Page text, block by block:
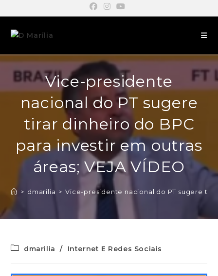
Vice-presidente
nacional do PT sugere
tirar dinheiro do BPC
para investir em outras
áreas; VEJA VÍDEO
> dmarilia > Vice-presidente nacional do PT sugere
dmarilia / Internet E Redes Sociais